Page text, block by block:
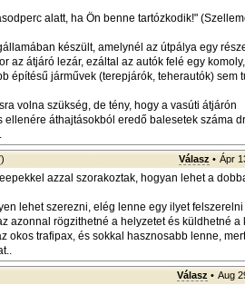
alatt, ha Ön benne tartózkodik!"
készült, amelynél az útpálya egy
az átjáró lezár, ezáltal az autók felé egy komoly,
építésű járművek (terepjárók, teherautók) sem
volna szükség, de tény, hogy a vasúti átjárón
áthajtásokból eredő balesetek száma
) Válasz • Ápr
azzal szorakoztak, hogyan lehet a
lehet szerezni, elég lenne egy ilyet
azonnal rögzithetné a helyzetet és küldhetné a
okos trafipax, és sokkal hasznosabb lenne,
Válasz • Aug